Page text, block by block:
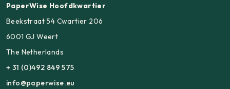
PaperWise Hoofdkwartier
Beekstraat 54 Cwartier 206
6001 GJ Weert
The Netherlands
+ 31 (0)492 849 575
info@paperwise.eu